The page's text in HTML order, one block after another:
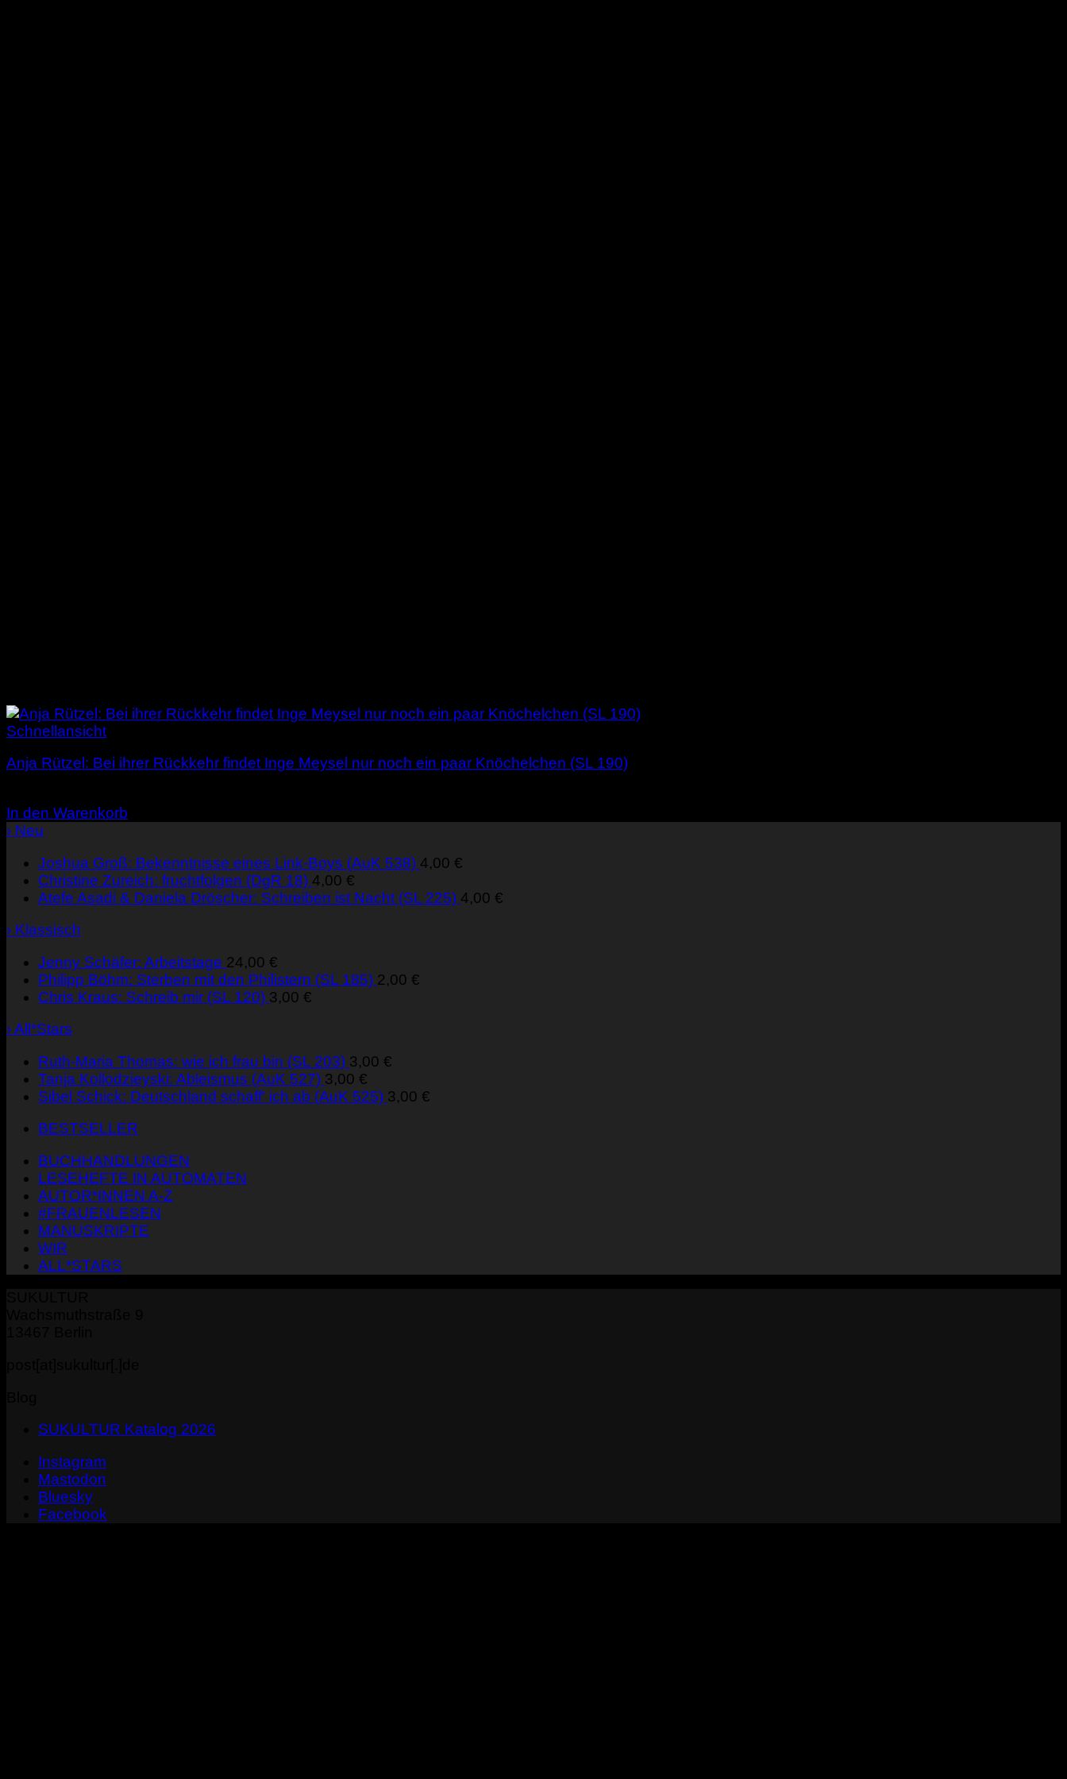
Schnellansicht
Anja Rützel: Bei ihrer Rückkehr findet Inge Meysel nur noch ein paar Knöchelchen (SL 190)
In den Warenkorb
› Neu
Joshua Groß: Bekenntnisse eines Link-Boys (AuK 538) 4,00 €
Christine Zureich: fruchtfolgen (DgR 18) 4,00 €
Atefe Asadi & Daniela Dröscher: Schreiben ist Nacht (SL 225) 4,00 €
› Klassisch
Jenny Schäfer: Arbeitstage 24,00 €
Philipp Böhm: Sterben mit den Philistern (SL 185) 2,00 €
Chris Kraus: Schreib mir (SL 120) 3,00 €
› All*Stars
Ruth-Maria Thomas: wie ich frau bin (SL 203) 3,00 €
Tanja Kollodzieyski: Ableismus (AuK 527) 3,00 €
Sibel Schick: Deutschland schaff' ich ab (AuK 525) 3,00 €
BESTSELLER
BUCHHANDLUNGEN
LESEHEFTE IN AUTOMATEN
AUTOR*INNEN A-Z
#FRAUENLESEN
MANUSKRIPTE
WIR
ALL*STARS
SUKULTUR Katalog 2026
Instagram
Mastodon
Bluesky
Facebook